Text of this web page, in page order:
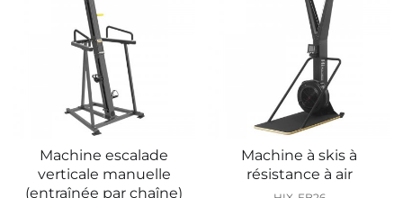
Machine escalade
verticale manuelle
(entraînée par chaîne)
Machine à skis à
résistance à air